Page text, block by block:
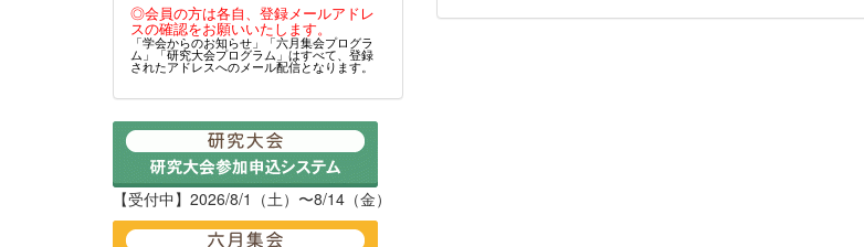
◎会員の方は各自、登録メールアドレ
スの確認をお願いいたします。
「学会からのお知らせ」「六月集会プログラ
ム」「研究大会プログラム」はすべて、登録
されたアドレスへのメール配信となります。
【受付中】2026/8/1（土）〜8/14（金）